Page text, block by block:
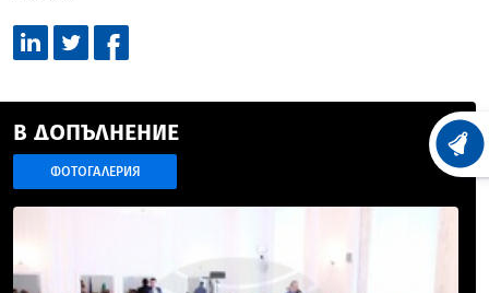
В ДОПЪЛНЕНИЕ
ФОТОГАЛЕРИЯ